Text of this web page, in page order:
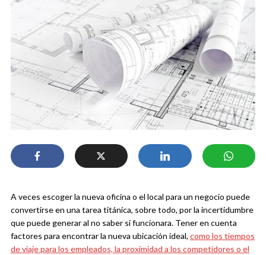
A veces escoger la nueva oficina o el local para un negocio puede
convertirse en una tarea titánica, sobre todo, por la incertidumbre
que puede generar al no saber si funcionara. Tener en cuenta
factores para encontrar la nueva ubicación ideal, como los tiempos
de viaje para los empleados, la proximidad a los competidores o el